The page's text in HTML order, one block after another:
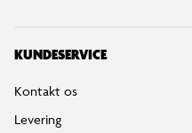
KUNDESERVICE
Kontakt os
Levering